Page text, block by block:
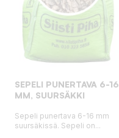
SEPELI PUNERTAVA 6-16
MM, SUURSÄKKI
Sepeli punertava 6-16 mm
suursäkissä. Sepeli on...